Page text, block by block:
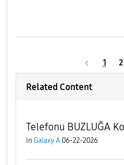
1 2
Related Content
Telefonu BUZLUĞA
in Galaxy A 06-22-2026